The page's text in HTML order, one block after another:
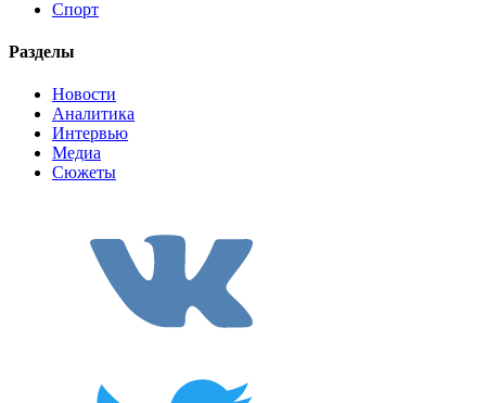
Спорт
Разделы
Новости
Аналитика
Интервью
Медиа
Сюжеты